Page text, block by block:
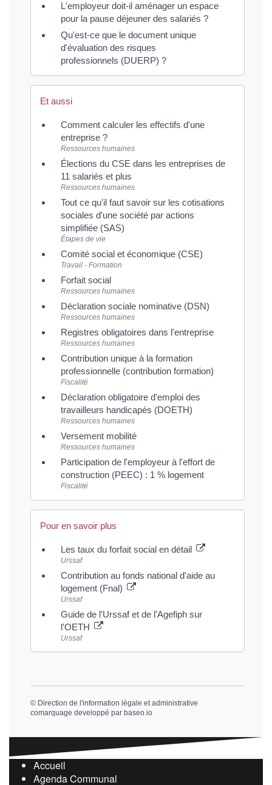
L'employeur doit-il aménager un espace
pour la pause déjeuner des salariés ?
Qu'est-ce que le document unique
d'évaluation des risques
professionnels (DUERP) ?
Et aussi
Comment calculer les effectifs d'une
entreprise ?
Ressources humaines
Élections du CSE dans les entreprises de
11 salariés et plus
Ressources humaines
Tout ce qu'il faut savoir sur les cotisations
sociales d'une société par actions
simplifiée (SAS)
Étapes de vie
Comité social et économique (CSE)
Travail - Formation
Forfait social
Ressources humaines
Déclaration sociale nominative (DSN)
Ressources humaines
Registres obligatoires dans l'entreprise
Ressources humaines
Contribution unique à la formation
professionnelle (contribution formation)
Fiscalité
Déclaration obligatoire d'emploi des
travailleurs handicapés (DOETH)
Ressources humaines
Versement mobilité
Ressources humaines
Participation de l'employeur à l'effort de
construction (PEEC) : 1 % logement
Fiscalité
Pour en savoir plus
Les taux du forfait social en détail
Urssaf
Contribution au fonds national d'aide au
logement (Fnal)
Urssaf
Guide de l'Urssaf et de l'Agefiph sur
l'OETH
Urssaf
© Direction de l'information légale et administrative
comarquage developpé par baseo.io
Accueil
Agenda Communal